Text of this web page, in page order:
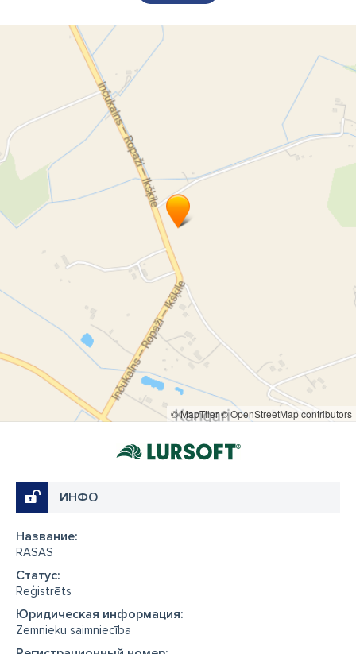
крестьянское хозяйство росы
крестьянское хозяйство «rasas» контакты
rasas контакты
крестьянское хозяйство "RASAS"
© MapTiler© OpenStreetMap contributors
ИНФО
Название:
RASAS
Cтатус:
Reģistrēts
Юридическая информация:
Zemnieku saimniecība